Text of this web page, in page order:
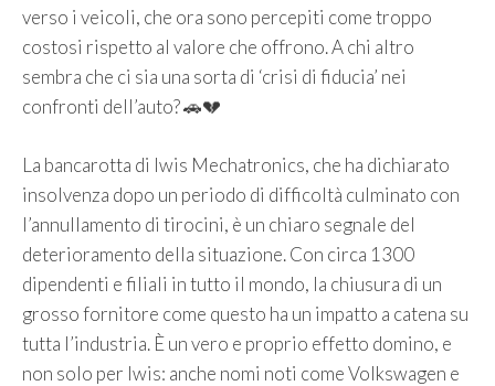
verso i veicoli, che ora sono percepiti come troppo
costosi rispetto al valore che offrono. A chi altro
sembra che ci sia una sorta di ‘crisi di fiducia’ nei
confronti dell’auto? 🚗💔
La bancarotta di Iwis Mechatronics, che ha dichiarato
insolvenza dopo un periodo di difficoltà culminato con
l’annullamento di tirocini, è un chiaro segnale del
deterioramento della situazione. Con circa 1300
dipendenti e filiali in tutto il mondo, la chiusura di un
grosso fornitore come questo ha un impatto a catena su
tutta l’industria. È un vero e proprio effetto domino, e
non solo per Iwis: anche nomi noti come Volkswagen e